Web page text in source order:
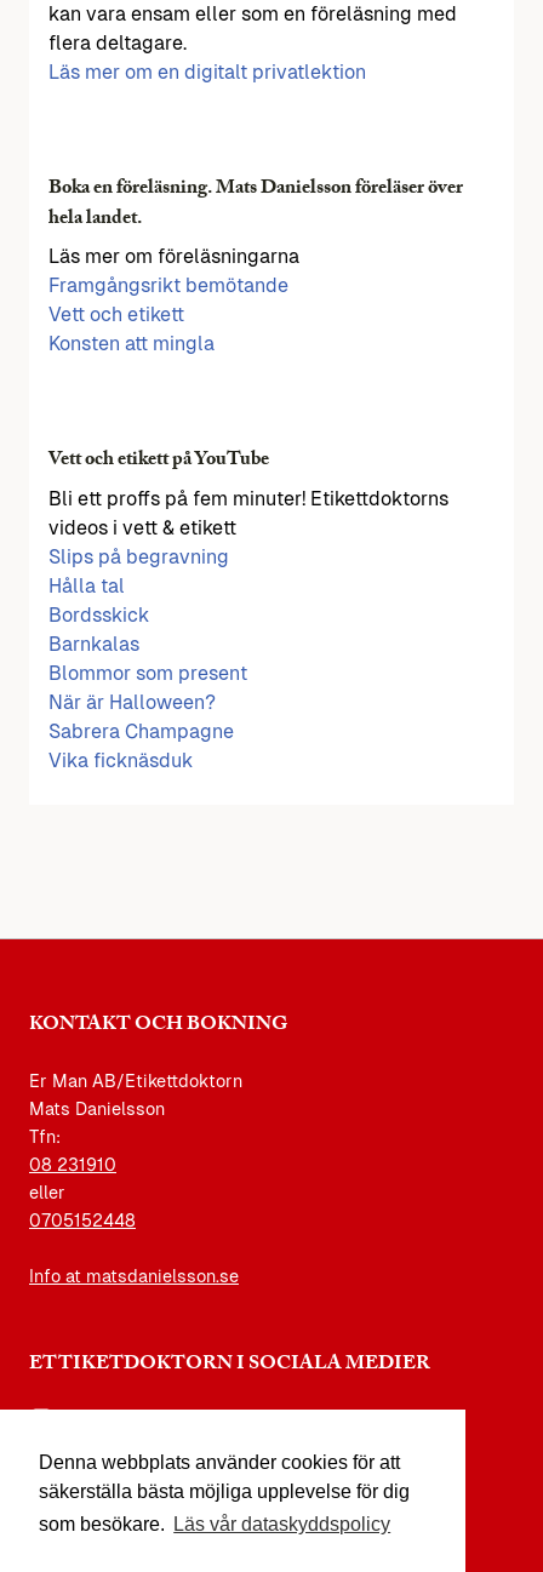
Denna webbplats använder cookies för att
säkerställa bästa möjliga upplevelse för dig
som besökare.
Läs vår dataskyddspolicy
kan vara ensam eller som en föreläsning med
flera deltagare.
Läs mer om en digitalt privatlektion
Boka en föreläsning. Mats Danielsson föreläser över
hela landet.
Läs mer om föreläsningarna
Framgångsrikt bemötande
Vett och etikett
Konsten att mingla
Vett och etikett på YouTube
Bli ett proffs på fem minuter! Etikettdoktorns
videos i vett & etikett
Slips på begravning
Hålla tal
Bordsskick
Barnkalas
Blommor som present
När är Halloween?
Sabrera Champagne
Vika ficknäsduk
KONTAKT OCH BOKNING
Er Man AB/Etikettdoktorn
Mats Danielsson
Tfn:
08 231910
eller
0705152448
Info at matsdanielsson.se
ETTIKETDOKTORN I SOCIALA MEDIER
facebook.com/etikettdoktorn
youtube.com/etikettdoktorn